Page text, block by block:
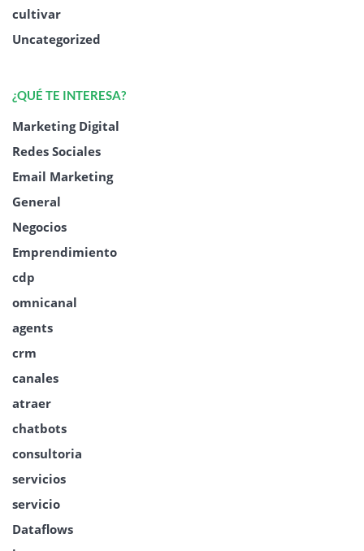
cultivar
Uncategorized
¿QUÉ TE INTERESA?
Marketing Digital
Redes Sociales
Email Marketing
General
Negocios
Emprendimiento
cdp
omnicanal
agents
crm
canales
atraer
chatbots
consultoria
servicios
servicio
Dataflows